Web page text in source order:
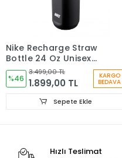
Nike Recharge Straw
Bottle 24 Oz Unisex
Siyah Matara Suluk
N.100.1632.091.24
%46
3.499,00 TL
1.899,00 TL
KARGO
BEDAVA
Sepete Ekle
Hızlı Teslimat